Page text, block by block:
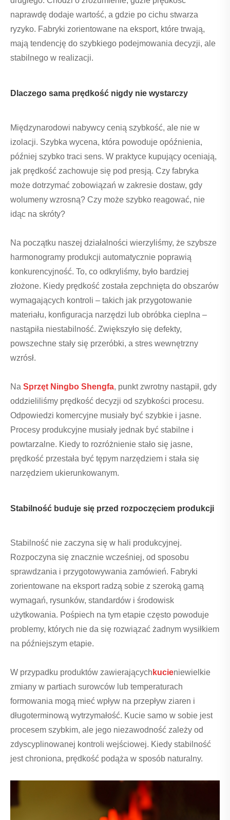
naprawdę dodaje wartość, a gdzie po cichu stwarza
ryzyko. Fabryki zorientowane na eksport, które trwają,
mają tendencję do szybkiego podejmowania decyzji, ale
stabilnego w realizacji.
Dlaczego sama prędkość nigdy nie wystarczy
Międzynarodowi nabywcy cenią szybkość, ale nie w
izolacji. Szybka wycena, która powoduje opóźnienia,
później szybko traci sens. W praktyce kupujący oceniają,
jak prędkość zachowuje się pod presją. Czy fabryka
może dotrzymać zobowiązań w zakresie dostaw, gdy
wolumeny wzrosną? Czy może szybko reagować, nie
idąc na skróty?
Na początku naszej działalności wierzyliśmy, że szybsze
harmonogramy produkcji automatycznie poprawią
konkurencyjność. To, co odkryliśmy, było bardziej
złożone. Kiedy prędkość została zepchnięta do obszarów
wymagających kontroli – takich jak przygotowanie
materiału, konfiguracja narzędzi lub obróbka cieplna –
nastąpiła niestabilność. Zwiększyło się defekty,
powszechne stały się przeróbki, a stres wewnętrzny
wzrósł.
Na Sprzęt Ningbo Shengfa, punkt zwrotny nastąpił, gdy
oddzieliliśmy prędkość decyzji od szybkości procesu.
Odpowiedzi komercyjne musiały być szybkie i jasne.
Procesy produkcyjne musiały jednak być stabilne i
powtarzalne. Kiedy to rozróżnienie stało się jasne,
prędkość przestała być tępym narzędziem i stała się
narzędziem ukierunkowanym.
Stabilność buduje się przed rozpoczęciem produkcji
Stabilność nie zaczyna się w hali produkcyjnej.
Rozpoczyna się znacznie wcześniej, od sposobu
sprawdzania i przygotowywania zamówień. Fabryki
zorientowane na eksport radzą sobie z szeroką gamą
wymagań, rysunków, standardów i środowisk
użytkowania. Pośpiech na tym etapie często powoduje
problemy, których nie da się rozwiązać żadnym wysiłkiem
na późniejszym etapie.
W przypadku produktów zawierających kucieniewielkie
zmiany w partiach surowców lub temperaturach
formowania mogą mieć wpływ na przepływ ziaren i
długoterminową wytrzymałość. Kucie samo w sobie jest
procesem szybkim, ale jego niezawodność zależy od
zdyscyplinowanej kontroli wejściowej. Kiedy stabilność
jest chroniona, prędkość podąża w sposób naturalny.